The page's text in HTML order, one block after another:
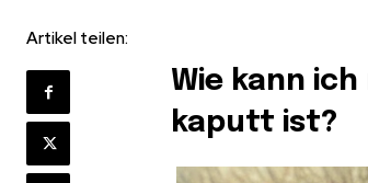
Artikel teilen:
Wie kann
kaputt ist?